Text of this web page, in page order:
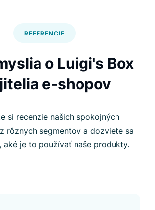
REFERENCIE
o Luigi's Box
e-shopov
si recenzie našich spokojných
rôznych segmentov a dozviete sa
aké je to používať naše produkty.